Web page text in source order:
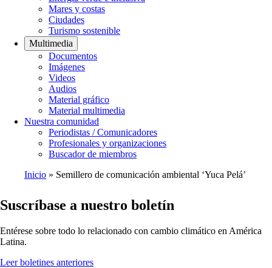
Mares y costas
Ciudades
Turismo sostenible
Multimedia
Documentos
Imágenes
Videos
Audios
Material gráfico
Material multimedia
Nuestra comunidad
Periodistas / Comunicadores
Profesionales y organizaciones
Buscador de miembros
de
Inicio Semillero de comunicación ambiental ‘Yuca Pelá’
Suscríbase a nuestro boletín
Entérese sobre todo lo relacionado con cambio climático en América
Latina.
Leer boletines anteriores